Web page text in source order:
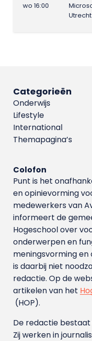
wo 16:00
Categorieën
Onderwijs
Lifestyle
International
Themapagina’s
Colofon
Punt is het
en opinievorming
medewerkers van
informeert de
Hogeschool over
onderwerpen en
meningsvorming en
is daarbij niet
redactie. Op de
artikelen van het
(HOP).
De redactie bestaat
Zij werken in